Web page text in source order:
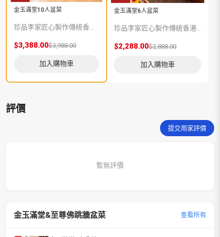
金玉滿堂10人盆菜
$3,388.00$3,988.00
加入購物車
金玉滿堂6人盆菜
$2,288.00$2,888.00
加入購物車
評價
提交用家評價
暫無評價
金玉滿堂&至尊佛跳牆盆菜 查看所有